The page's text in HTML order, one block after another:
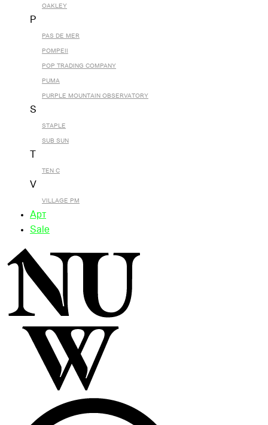
OAKLEY
P
PAS DE MER
POMPEII
POP TRADING COMPANY
PUMA
PURPLE MOUNTAIN OBSERVATORY
S
STAPLE
SUB SUN
TEN C
V
VILLAGE PM
Арт
Sale